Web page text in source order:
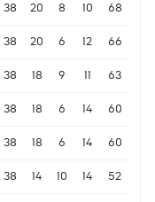
38 20 8 10 68
38 20 6 12 66
38 18 9 11 63
38 18 6 14 60
38 18 6 14 60
38 14 10 14 52